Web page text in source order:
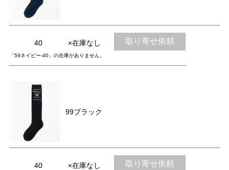
40 ×在庫なし 取り寄せ依頼
「59ネイビー-40」の在庫がありません。
99ブラック
40 ×在庫なし 取り寄せ依頼